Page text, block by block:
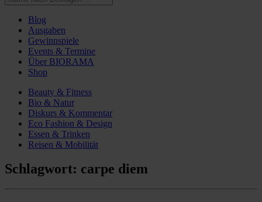
Blog
Ausgaben
Gewinnspiele
Events & Termine
Über BIORAMA
Shop
Beauty & Fitness
Bio & Natur
Diskurs & Kommentar
Eco Fashion & Design
Essen & Trinken
Reisen & Mobilität
Schlagwort: carpe diem